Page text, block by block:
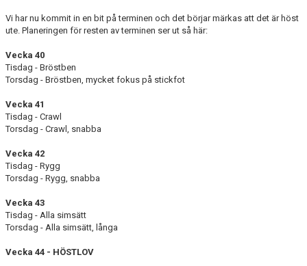
Vi har nu kommit in en bit på terminen och det börjar märkas att det är höst
ute. Planeringen för resten av terminen ser ut så här:
Vecka 40
Tisdag - Bröstben
Torsdag - Bröstben, mycket fokus på stickfot
Vecka 41
Tisdag - Crawl
Torsdag - Crawl, snabba
Vecka 42
Tisdag - Rygg
Torsdag - Rygg, snabba
Vecka 43
Tisdag - Alla simsätt
Torsdag - Alla simsätt, långa
Vecka 44 - HÖSTLOV